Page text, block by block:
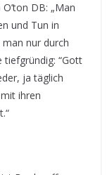
DB: „Man
und Tun in
nur durch
tiefgründig: “Gott
ja täglich
ihren